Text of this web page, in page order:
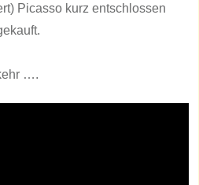
Picasso kurz entschlossen
….